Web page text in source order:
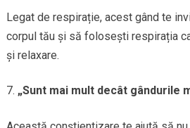
Legat de respirație, acest gând te
corpul tău și să folosești respirația
și relaxare.
„Sunt mai mult decât gândurile